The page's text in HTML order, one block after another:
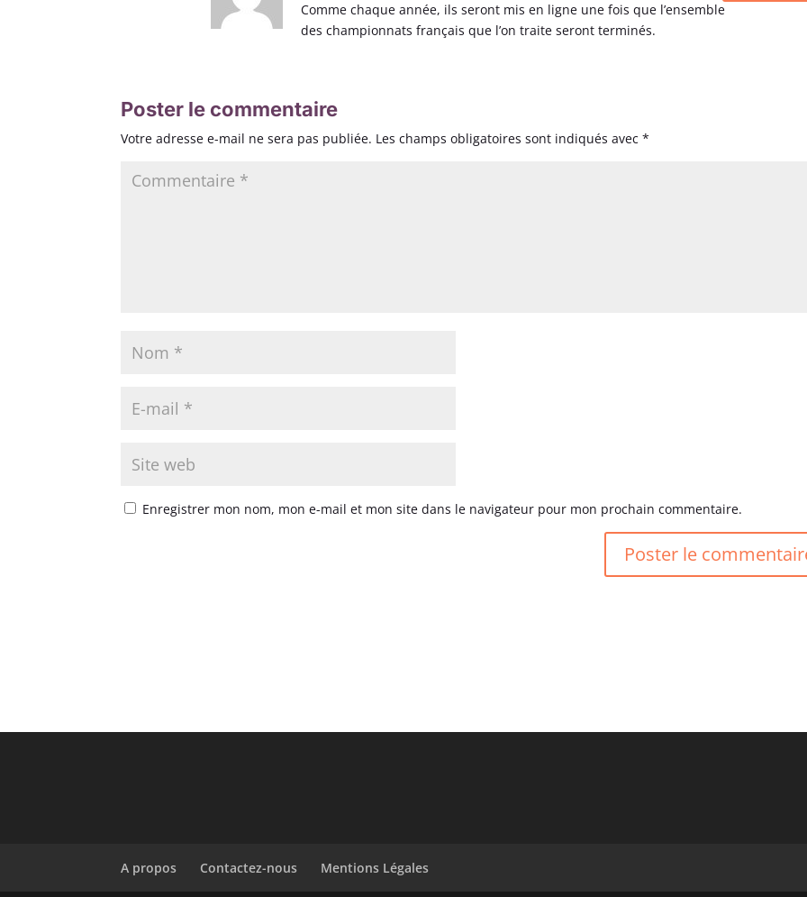
Comme chaque année, ils seront mis en ligne une fois que l’ensemble
des championnats français que l’on traite seront terminés.
Poster le commentaire
Votre adresse e-mail ne sera pas publiée. Les champs obligatoires sont indiqués avec*
Enregistrer mon nom, mon e-mail et mon site dans le navigateur pour mon prochain commentaire.
A propos Contactez-nous Mentions Légales